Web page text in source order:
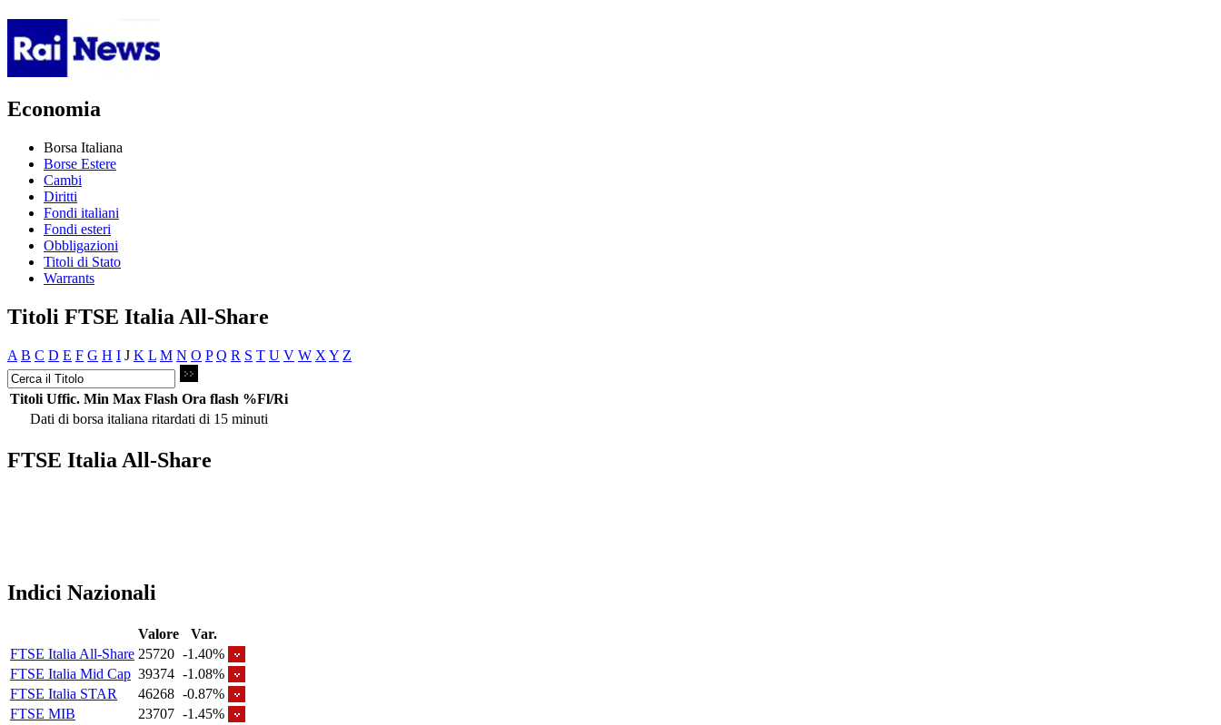
Economia
Borsa Italiana
Borse Estere
Cambi
Diritti
Fondi italiani
Fondi esteri
Obbligazioni
Titoli di Stato
Warrants
Titoli FTSE Italia All-Share
A B C D E F G H I J K L M N O P Q R S T U V W X Y Z
Titoli Uffic. Min Max Flash Ora flash %Fl/Ri
Dati di borsa italiana ritardati di 15 minuti
FTSE Italia All-Share
Indici Nazionali
Valore
Var.
FTSE Italia All-Share 25720 -1.40%
FTSE Italia Mid Cap 39374 -1.08%
FTSE Italia STAR
46268 -0.87%
FTSE MIB
23707 -1.45%